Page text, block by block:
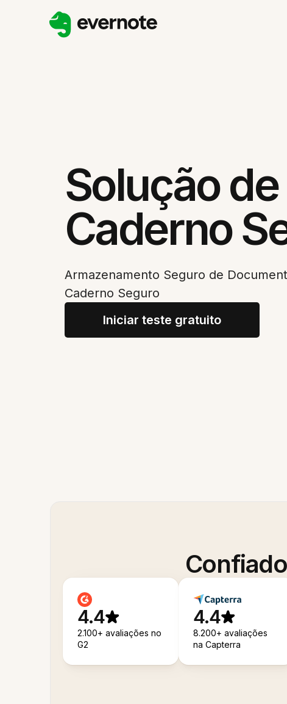
Solução de
Caderno
Armazenamento Seguro de
Caderno Seguro
Iniciar teste gratuito
4.4
2.100+ avaliações no
G2
4.4
8.200+ avaliações
na Capterra